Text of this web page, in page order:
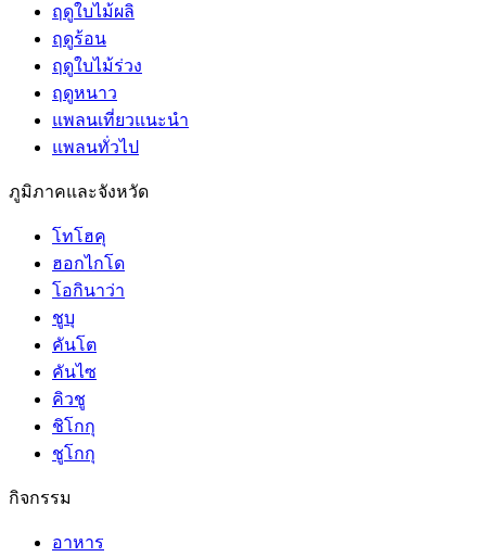
ฤดูใบไม้ผลิ
ฤดูร้อน
ฤดูใบไม้ร่วง
ฤดูหนาว
แพลนเที่ยวแนะนำ
แพลนทั่วไป
ภูมิภาคและจังหวัด
โทโฮคุ
ฮอกไกโด
โอกินาว่า
ชูบุ
คันโต
คันไซ
คิวชู
ชิโกกุ
ชูโกกุ
กิจกรรม
อาหาร